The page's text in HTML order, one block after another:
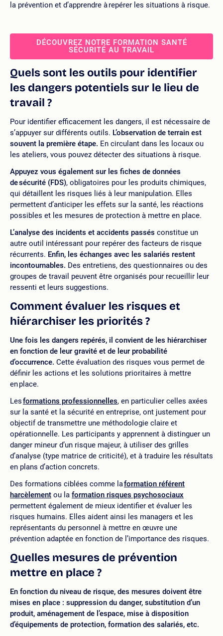
la prévention et d’apprendre à repérer les situations à risque.
DÉCOUVREZ NOTRE FORMATION SANTÉ
SÉCURITÉ AU TRAVAIL
Quels sont les outils pour identifier
les dangers potentiels sur le lieu de
travail ?
Pour identifier efficacement les dangers, il est nécessaire de
s’appuyer sur différents outils. L’observation de terrain est
souvent la première étape. En circulant dans les locaux ou
les ateliers, vous pouvez détecter des situations à risque.
Appuyez vous également sur les fiches de données
de sécurité (FDS), obligatoires pour les produits chimiques,
qui détaillent les risques liés à leur manipulation. Elles
permettent d’anticiper les effets sur la santé, les réactions
possibles et les mesures de protection à mettre en place.
L’analyse des incidents et accidents passés constitue un
autre outil intéressant pour repérer des facteurs de risque
récurrents. Enfin, les échanges avec les salariés restent
incontournables. Des entretiens, des questionnaires ou des
groupes de travail peuvent être organisés pour recueillir leur
ressenti et leurs suggestions.
Comment évaluer les risques et
hiérarchiser les priorités ?
Une fois les dangers repérés, il convient de les hiérarchiser
en fonction de leur gravité et de leur probabilité
d’occurrence. Cette évaluation des risques vous permet de
définir les actions et les solutions prioritaires à mettre
en place.
Lesformations professionnelles, en particulier celles axées
sur la santé et la sécurité en entreprise, ont justement pour
objectif de transmettre une méthodologie claire et
opérationnelle. Les participants y apprennent à distinguer un
danger mineur d’un risque majeur, à utiliser des grilles
d’analyse (type matrice de criticité), et à traduire les résultats
en plans d’action concrets.
Des formations ciblées comme laformation référent
harcèlement ou la formation risques psychosociaux
permettent également de mieux identifier et évaluer les
risques humains. Elles aident ainsi les managers et les
représentants du personnel à mettre en œuvre une
prévention adaptée en fonction de l’importance des risques.
Quelles mesures de prévention
mettre en place ?
En fonction du niveau de risque, des mesures doivent être
mises en place : suppression du danger, substitution d’un
produit, aménagement de l’espace, mise à disposition
d’équipements de protection, formation des salariés, etc.